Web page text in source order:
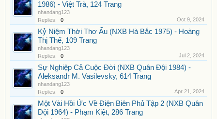
1986) - Việt Trà, 124 Trang
nhandang123
Replies:
0 Oct 9, 2024
Kỷ Niệm Thời Thơ Ấu (NXB Hà Bắc 1975) - Hoàng
Thị Thế, 109 Trang
nhandang123
Replies:
0 Jul 2, 2024
Sự Nghiệp Cả Cuộc Đời (NXB Quân Đội 1984) -
Aleksandr M. Vasilevsky, 614 Trang
nhandang123
Replies:
0 Apr 21, 2024
Một Vài Hồi Ức Về Điện Biên Phủ Tập 2 (NXB Quân
Đội 1964) - Phạm Kiệt, 286 Trang